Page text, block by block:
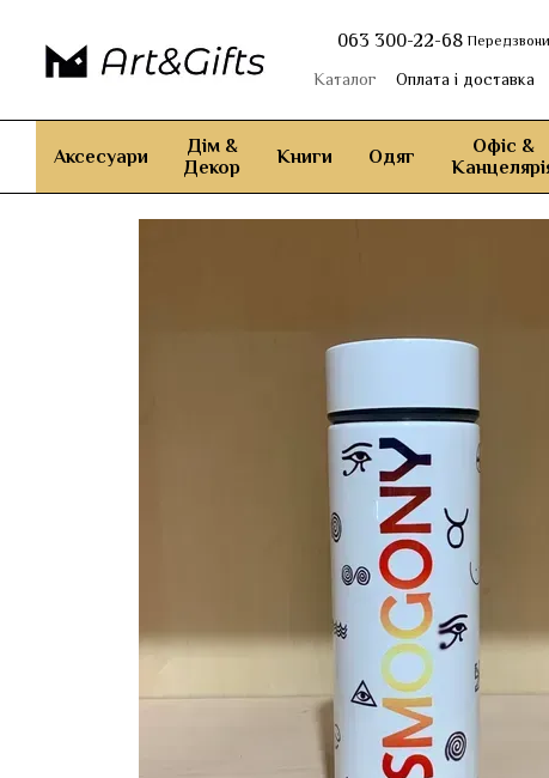
063 300-22-68
Каталог Оплата і доставка
Аксесуари
Дім &
Декор
Книги Одяг
Офіс &